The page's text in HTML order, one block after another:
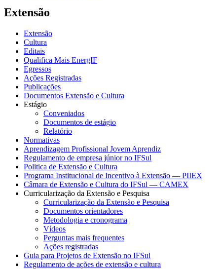
Extensão
Extensão
Cultura
Editais
Qualifica Mais EnergIF
Egressos
Ações Registradas
Publicações
Documentos Extensão e Cultura
Estágio
Conveniados
Documentos de estágio
Relatório
Normativas
Aprendizagem Profissional Jovem Aprendiz
Regulamento de empresa júnior no IFSul
Politica de Extensão e Cultura
Programa Institucional de Incentivo à Extensão — PIIEX
Câmara de Extensão e Cultura do IFSul — CAMEX
Curricularização da Extensão e Pesquisa
Curricularização da Extensão e Pesquisa
Documentos orientadores
Metodologia e cronograma
Vídeos
Perguntas mais frequentes
Ações registradas
Guia para Projetos de Extensão no IFSul
Regulamento de ações de extensão e cultura